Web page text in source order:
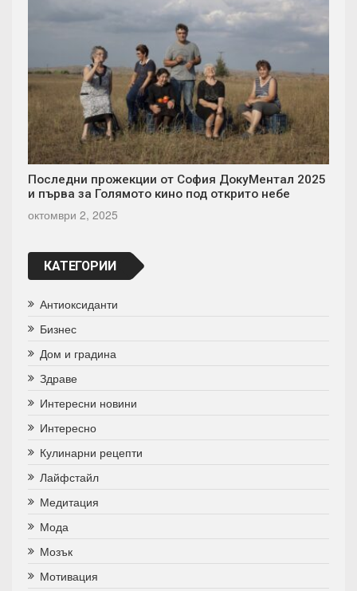
Последни прожекции от София ДокуМентал 2025
и първа за Голямото кино под открито небе
октомври 2, 2025
КАТЕГОРИИ
Антиоксиданти
Бизнес
Дом и градина
Здраве
Интересни новини
Интересно
Кулинарни рецепти
Лайфстайл
Медитация
Мода
Мозък
Мотивация